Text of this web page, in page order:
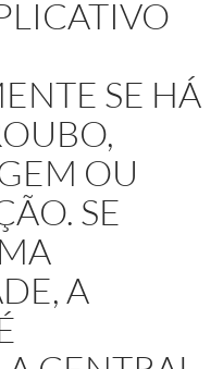
SE HÁ
OU
SE
A